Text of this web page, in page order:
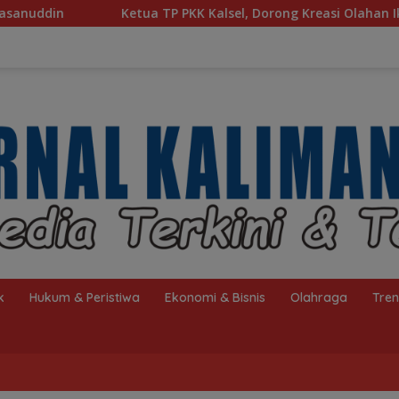
PKK Kalsel, Dorong Kreasi Olahan Ikan Hingga Tingkat
Hukum & Peristiwa Ekonomi & Bisnis Olahraga